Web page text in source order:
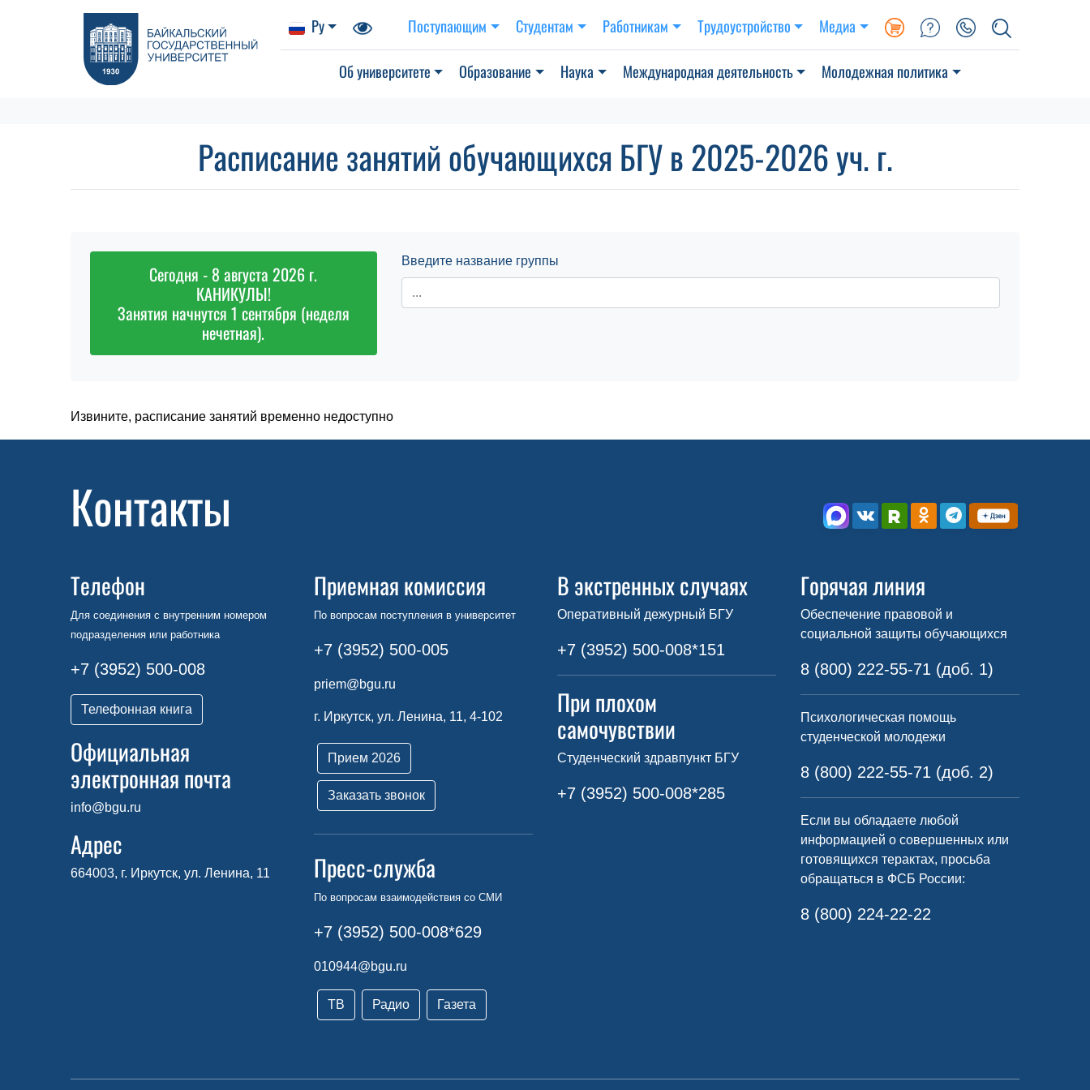
Ру Поступающим Студентам Работникам Трудоустройство Медиа
Об университете Образование Наука Международная деятельность Молодежная политика
Расписание занятий обучающихся БГУ в 2025-2026 уч. г.
Сегодня - 8 августа 2026 г.
КАНИКУЛЫ!
Занятия начнутся 1 сентября (неделя
нечетная).
Введите название группы
Извините, расписание занятий временно недоступно
Контакты
Телефон
Для соединения с внутренним номером
подразделения или работника
+7 (3952) 500-008
Телефонная книга
Официальная
электронная почта
info@bgu.ru
Адрес
664003, г. Иркутск, ул. Ленина, 11
Приемная комиссия
По вопросам поступления в университет
+7 (3952) 500-005
priem@bgu.ru
г. Иркутск, ул. Ленина, 11, 4-102
Прием 2026
Заказать звонок
Пресс-служба
По вопросам взаимодействия со СМИ
+7 (3952) 500-008*629
010944@bgu.ru
ТВ Радио Газета
В экстренных случаях
Оперативный дежурный БГУ
+7 (3952) 500-008*151
При плохом
самочувствии
Студенческий здравпункт БГУ
+7 (3952) 500-008*285
Горячая линия
Обеспечение правовой и
социальной защиты обучающихся
8 (800) 222-55-71 (доб. 1)
Психологическая помощь
студенческой молодежи
8 (800) 222-55-71 (доб. 2)
Если вы обладаете любой
информацией о совершенных или
готовящихся терактах, просьба
обращаться в ФСБ России:
8 (800) 224-22-22